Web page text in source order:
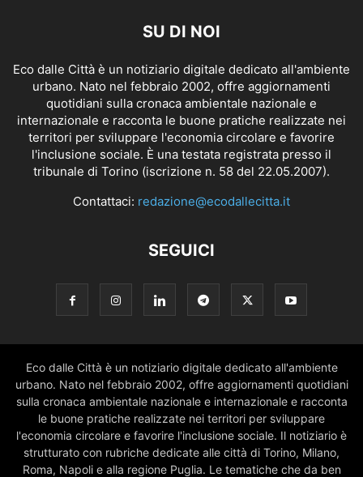
SU DI NOI
Eco dalle Città è un notiziario digitale dedicato all'ambiente
urbano. Nato nel febbraio 2002, offre aggiornamenti
quotidiani sulla cronaca ambientale nazionale e
internazionale e racconta le buone pratiche realizzate nei
territori per sviluppare l'economia circolare e favorire
l'inclusione sociale. È una testata registrata presso il
tribunale di Torino (iscrizione n. 58 del 22.05.2007).
Contattaci: redazione@ecodallecitta.it
SEGUICI
Eco dalle Città è un notiziario digitale dedicato all'ambiente
urbano. Nato nel febbraio 2002, offre aggiornamenti quotidiani
sulla cronaca ambientale nazionale e internazionale e racconta
le buone pratiche realizzate nei territori per sviluppare
l'economia circolare e favorire l'inclusione sociale. Il notiziario è
strutturato con rubriche dedicate alle città di Torino, Milano,
Roma, Napoli e alla regione Puglia. Le tematiche che da ben